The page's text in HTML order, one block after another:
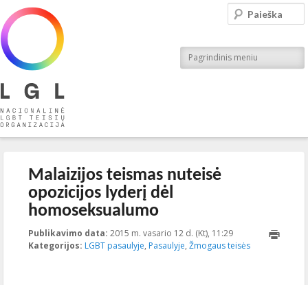
Nacionalinė LGBT teisių organizacija
Pagrindinis meniu
Paieška
Malaizijos teismas nuteisė
opozicijos lyderį dėl
homoseksualumo
Publikavimo data: 2015 m. vasario 12 d. (Kt), 11:29
23T15:28:34+00:00
Kategorijos: LGBT pasaulyje, Pasaulyje, Žmogaus teisės